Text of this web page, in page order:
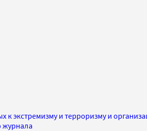
к экстремизму и терроризму и
журнала